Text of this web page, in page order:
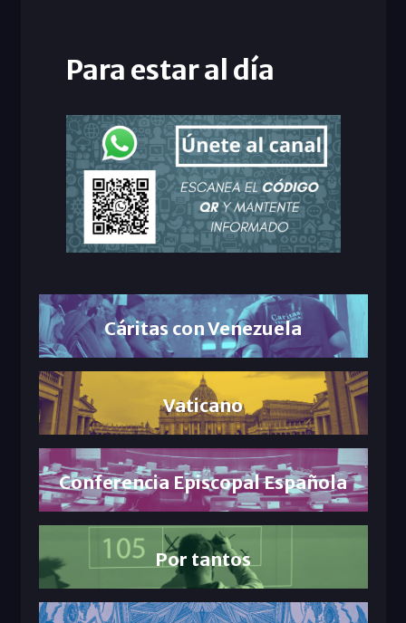
Para estar al día
Cáritas con Venezuela
Vaticano
Conferencia Episcopal Española
Por tantos